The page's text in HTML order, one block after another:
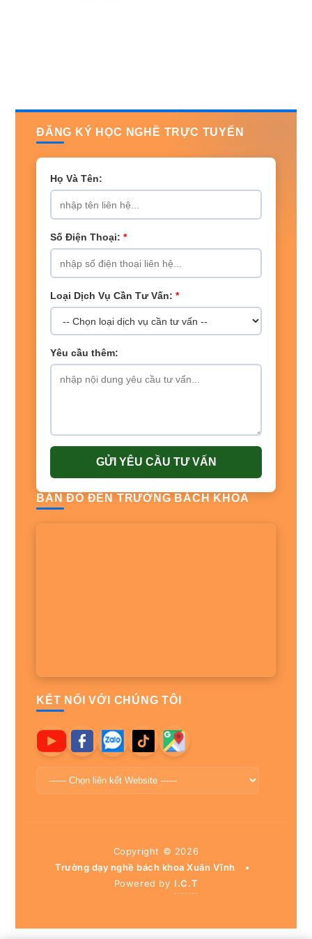
ĐĂNG KÝ HỌC NGHỀ TRỰC TUYẾN
Họ Và Tên:
Số Điện Thoại: *
Loại Dịch Vụ Cần Tư Vấn: *
Yêu cầu thêm:
GỬI YÊU CẦU TƯ VẤN
BẢN ĐỒ ĐẾN TRƯỜNG BÁCH KHOA
KẾT NỐI VỚI CHÚNG TÔI
Copyright © 2026
Trường dạy nghề bách khoa Xuân Vĩnh
•
Powered by I.C.T